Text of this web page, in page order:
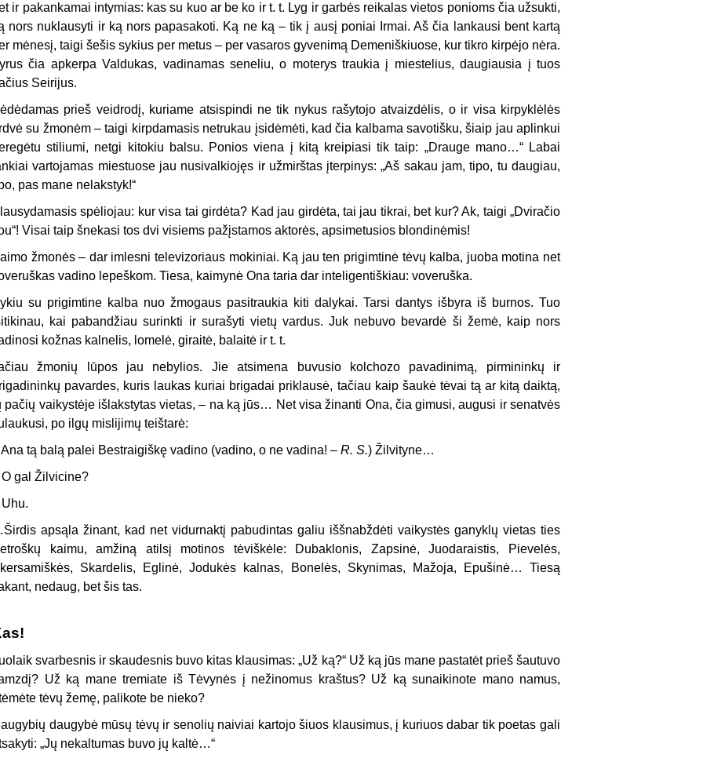
ir pakankamai intymias: kas su kuo ar be ko ir t. t. Lyg ir garbės reikalas vietos ponioms čia užsukti,
nors nuklausyti ir ką nors papasakoti. Ką ne ką – tik į ausį poniai Irmai. Aš čia lankausi bent kartą
mėnesį, taigi šešis sykius per metus – per vasaros gyvenimą Demeniškiuose, kur tikro kirpėjo nėra.
čia apkerpa Valdukas, vadinamas seneliu, o moterys traukia į miestelius, daugiausia į tuos
Seirijus.
prieš veidrodį, kuriame atsispindi ne tik nykus rašytojo atvaizdėlis, o ir visa kirpyklėlės
su žmonėm – taigi kirpdamasis netrukau įsidėmėti, kad čia kalbama savotišku, šiaip jau aplinkui
stiliumi, netgi kitokiu balsu. Ponios viena į kitą kreipiasi tik taip: „Drauge mano…“ Labai
vartojamas miestuose jau nusivalkiojęs ir užmirštas įterpinys: „Aš sakau jam, tipo, tu daugiau,
pas mane nelakstyk!“
spėliojau: kur visa tai girdėta? Kad jau girdėta, tai jau tikrai, bet kur? Ak, taigi „Dviračio
Visai taip šnekasi tos dvi visiems pažįstamos aktorės, apsimetusios blondinėmis!
žmonės – dar imlesni televizoriaus mokiniai. Ką jau ten prigimtinė tėvų kalba, juoba motina net
vadino lepeškom. Tiesa, kaimynė Ona taria dar inteligentiškiau: voveruška.
su prigimtine kalba nuo žmogaus pasitraukia kiti dalykai. Tarsi dantys išbyra iš burnos. Tuo
kai pabandžiau surinkti ir surašyti vietų vardus. Juk nebuvo bevardė ši žemė, kaip nors
kožnas kalnelis, lomelė, giraitė, balaitė ir t. t.
žmonių lūpos jau nebylios. Jie atsimena buvusio kolchozo pavadinimą, pirmininkų ir
pavardes, kuris laukas kuriai brigadai priklausė, tačiau kaip šaukė tėvai tą ar kitą daiktą,
pačių vaikystėje išlakstytas vietas, – na ką jūs… Net visa žinanti Ona, čia gimusi, augusi ir senatvės
po ilgų mislijimų teištarė:
tą balą palei Bestraigiškę vadino (vadino, o ne vadina! – R. S.) Žilvityne…
gal Žilvicine?
apsąla žinant, kad net vidurnaktį pabudintas galiu iššnabždėti vaikystės ganyklų vietas ties
kaimu, amžiną atilsį motinos tėviškėle: Dubaklonis, Zapsinė, Juodaraistis, Pievelės,
Skardelis, Eglinė, Jodukės kalnas, Bonelės, Skynimas, Mažoja, Epušinė… Tiesą
nedaug, bet šis tas.
svarbesnis ir skaudesnis buvo kitas klausimas: „Už ką?“ Už ką jūs mane pastatėt prieš šautuvo
Už ką mane tremiate iš Tėvynės į nežinomus kraštus? Už ką sunaikinote mano namus,
tėvų žemę, palikote be nieko?
daugybė mūsų tėvų ir senolių naiviai kartojo šiuos klausimus, į kuriuos dabar tik poetas gali
„Jų nekaltumas buvo jų kaltė…“